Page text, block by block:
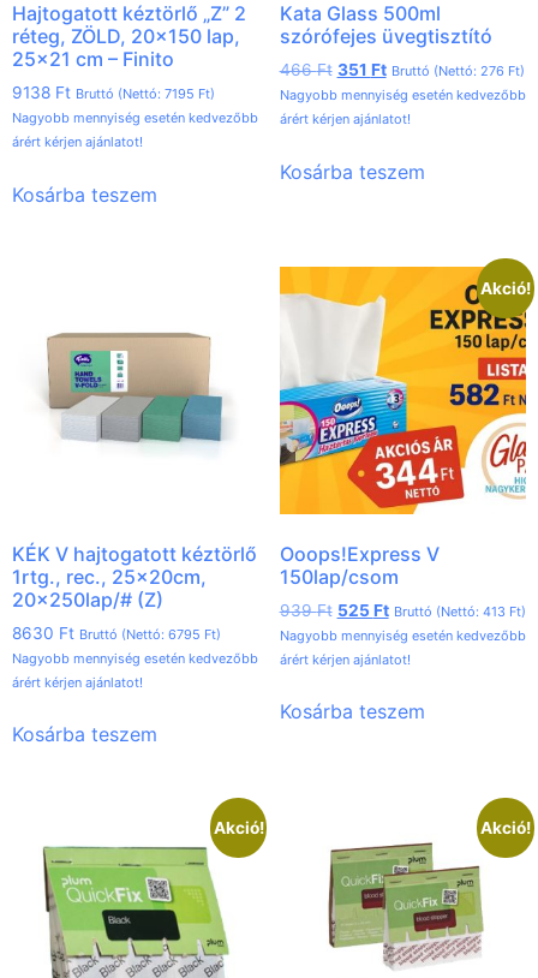
Hajtogatott kéztörlő „Z” 2
réteg, ZÖLD, 20×150 lap,
25×21 cm – Finito
9138 Ft Bruttó (Nettó: 7195 Ft)
Nagyobb mennyiség esetén kedvezőbb
árért kérjen ajánlatot!
Kosárba teszem
Kata Glass 500ml
szórófejes üvegtisztító
466Ft 351 Ft Bruttó (Nettó: 276 Ft)
Nagyobb mennyiség esetén kedvezőbb
árért kérjen ajánlatot!
Kosárba teszem
KÉK V hajtogatott kéztörlő
1rtg., rec., 25x20cm,
20x250lap/# (Z)
8630 Ft Bruttó (Nettó: 6795 Ft)
Nagyobb mennyiség esetén kedvezőbb
árért kérjen ajánlatot!
Kosárba teszem
Akció!
Ooops!Express V
150lap/csom
939Ft 525 Ft Bruttó (Nettó: 413 Ft)
Nagyobb mennyiség esetén kedvezőbb
árért kérjen ajánlatot!
Kosárba teszem
Akció! Akció!